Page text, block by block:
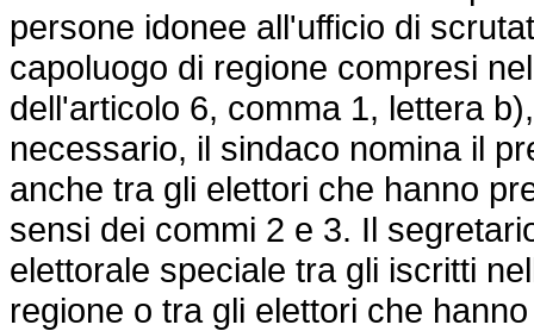
persone idonee all'ufficio di
capoluogo di regione compresi
dell'articolo 6, comma 1, lettera
necessario, il sindaco nomina il
anche tra gli elettori che hanno
sensi dei commi 2 e 3. Il
elettorale speciale tra gli iscritti
regione o tra gli elettori che